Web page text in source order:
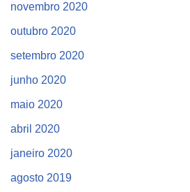
novembro 2020
outubro 2020
setembro 2020
junho 2020
maio 2020
abril 2020
janeiro 2020
agosto 2019